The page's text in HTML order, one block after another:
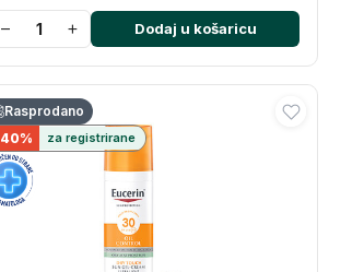
− + Dodaj u košaricu
Rasprodano
40%
za registrirane